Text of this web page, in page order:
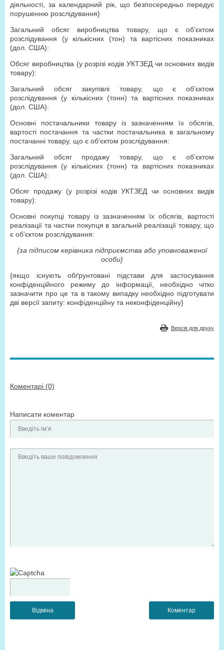
діяльності, за календарний рік, що безпосередньо передує
порушенню розслідування}
Загальний обсяг виробництва товару, що є об’єктом
розслідування (у кількісних (тон) та вартісних показниках
(дол. США):
Обсяг виробництва (у розрізі кодів УКТЗЕД чи основних видів
товару):
Загальний обсяг закупівлі товару, що є об’єктом
розслідування (у кількісних (тонн) та вартісних показниках
(дол. США):
Основні постачальники товару із зазначенням їх обсягів,
вартості постачання та частки постачальника в загальному
постачанні товару, що є об’єктом розслідування:
Загальний обсяг продажу товару, що є об’єктом
розслідування (у кількісних (тонн) та вартісних показниках
(дол. США):
Обсяг продажу (у розрізі кодів УКТЗЕД чи основних видів
товару):
Основні покупці товару із зазначенням їх обсягів, вартості
реалізації та частки покупця в загальній реалізації товару, що
є об’єктом розслідування:
{за підписом керівника підприємства або уповноваженої
особи}
{якщо існують обґрунтовані підстави для застосування
конфіденційного режиму до інформації, необхідно чітко
зазначити про це та в такому випадку необхідно підготувати
дві версії запиту: конфіденційну та неконфіденційну}
Версія для друку
Коментарі (0)
Написати коментар